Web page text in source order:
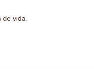
de vida.